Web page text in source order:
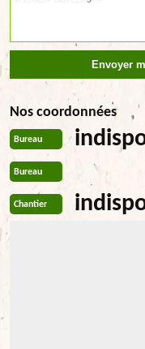
Nos coordonnées
Bureau
Bureau
Chantier